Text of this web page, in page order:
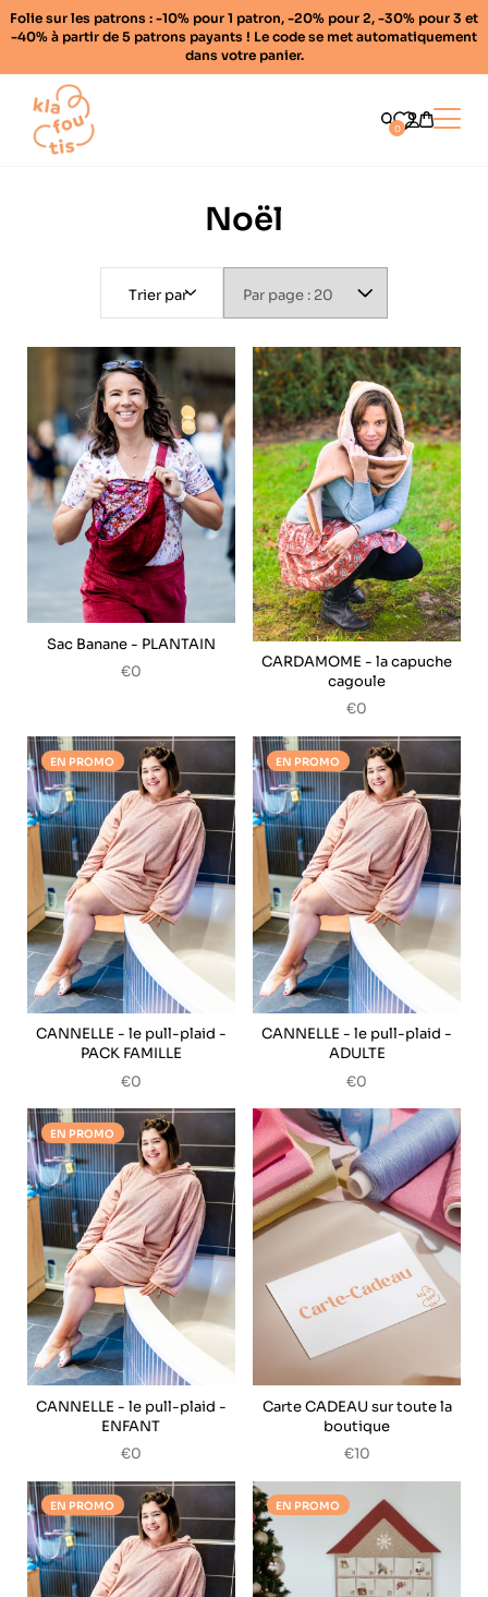
Folie sur les patrons : -10% pour 1 patron, -20% pour 2, -30% pour 3 et
-40% à partir de 5 patrons payants ! Le code se met automatiquement
dans votre panier.
Home
0
Noël
Trier par
Sac Banane - PLANTAIN
€0
CARDAMOME - la capuche
cagoule
€0
EN PROMO
CANNELLE - le pull-plaid -
PACK FAMILLE
€0
EN PROMO
CANNELLE - le pull-plaid -
ADULTE
€0
EN PROMO
CANNELLE - le pull-plaid -
ENFANT
€0
Carte CADEAU sur toute la
boutique
€10
EN PROMO EN PROMO